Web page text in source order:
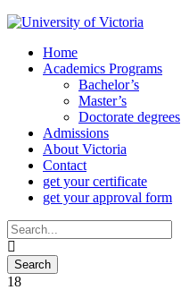
Home
Academics Programs
Bachelor’s
Master’s
Doctorate degrees
Admissions
About Victoria
Contact
get your certificate
get your approval form
18